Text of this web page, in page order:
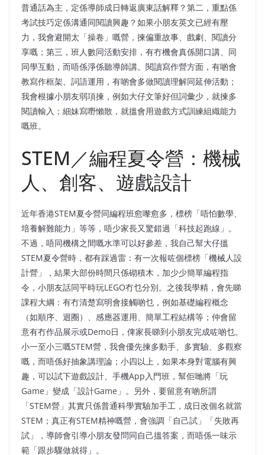
普通話為主，定係導師成日轉返廣東話解釋？第二，重點係
考試技巧定係溝通同閱讀興趣？如果小朋友英文已經有壓
力，我會避開太「操卷」嘅營，揀偏重故事、戲劇、閱讀分
享嘅；第三，班人數同活動安排，有冇機會真係開口講、同
同學互動，而唔係淨係聽導師講。閱讀寫作營方面，有啲會
教寫作框架、詞語運用，有啲會多做閱讀理解同延伸活動；
我會根據小朋友弱項揀，例如大仔文筆好但詞彙少，就揀多
閱讀輸入；細妹寫嘢懶散，就搵會用遊戲方式訓練組織能力
嘅班。
STEM／編程夏令營：機械
人、創客、遊戲設計
近年香港STEM夏令營同編程班愈嚟愈多，標榜「唔怕數學、
培養解難能力」等等，唔少家長又驚錯過「科技起跑線」。
不過，唔同機構之間嘅水準可以好參差，我自己幫大仔搵
STEM夏令營時，都有踩過雷：有一次報咗個標榜「機械人設
計營」，結果大部份時間只係砌積木，加少少簡單編程指
令，小朋友話同平時玩LEGO冇乜分別。之後我學精，會先睇
課程大綱：有冇清楚寫明會接觸啲乜，例如基礎編程概念
（如順序、迴圈）、感應器運用、簡單工程結構等；仲會留
意有冇作品展示或Demo日，俾家長睇到小朋友完成咗啲乜。
小一至小三嘅STEM營，我會優先揀多動手、多實驗、多觀察
嘅，而唔係好抽象講理論；小四以上，如果本身對電腦有興
趣，可以試下遊戲設計、手機App入門班，幫佢哋將「玩
Game」變成「設計Game」。另外，要留意有啲所謂
「STEM營」其實只係普通科學實驗加手工，成日改個名就當
STEM；真正有STEM精神嘅營，會強調「自己試」「失敗再
試」，導師會引導小朋友發問同自己搵答案，而唔係一味示
範「跟步驟做就得」。